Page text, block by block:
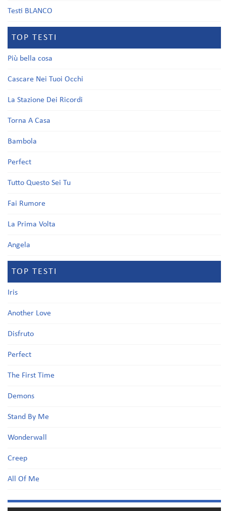
Testi BLANCO
TOP TESTI
Più bella cosa
Cascare Nei Tuoi Occhi
La Stazione Dei Ricordi
Torna A Casa
Bambola
Perfect
Tutto Questo Sei Tu
Fai Rumore
La Prima Volta
Angela
TOP TESTI
Iris
Another Love
Disfruto
Perfect
The First Time
Demons
Stand By Me
Wonderwall
Creep
All Of Me